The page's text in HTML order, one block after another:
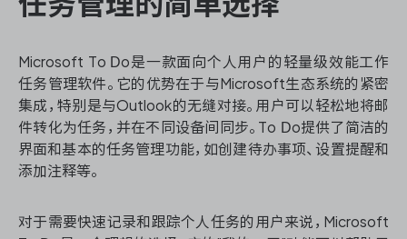
Microsoft To Do是一款面向个人用户的轻量级效能工作
任务管理软件。它的优势在于与Microsoft生态系统的紧密
集成，特别是与Outlook的无缝对接。用户可以轻松地将邮
件转化为任务，并在不同设备间同步。To Do提供了简洁的
界面和基本的任务管理功能，如创建待办事项、设置提醒和
添加注释等。
对于需要快速记录和跟踪个人任务的用户来说，Microsoft